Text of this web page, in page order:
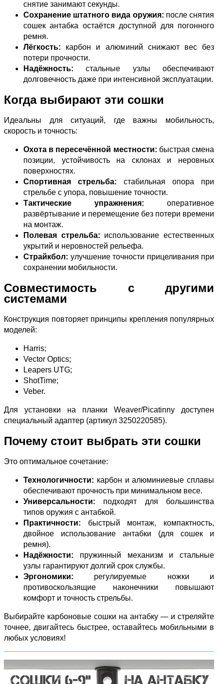
снятие занимают секунды.
Сохранение штатного вида оружия: после снятия
сошек антабка остаётся доступной для погонного
ремня.
Лёгкость: карбон и алюминий снижают вес без
потери прочности.
Надёжность: стальные узлы обеспечивают
долговечность даже при интенсивной эксплуатации.
Когда выбирают эти сошки
Идеальны для ситуаций, где важны мобильность,
скорость и точность:
Охота в пересечённой местности: быстрая смена
позиции, устойчивость на склонах и неровных
поверхностях.
Спортивная стрельба: стабильная опора при
стрельбе с упора, повышение точности.
Тактические упражнения: оперативное
развёртывание и перемещение без потери времени
на монтаж.
Полевая стрельба: использование естественных
укрытий и неровностей рельефа.
Страйкбол: улучшение точности прицеливания при
сохранении мобильности.
Совместимость с другими
системами
Конструкция повторяет принципы крепления популярных
моделей:
Harris;
Vector Optics;
Leapers UTG;
ShotTime;
Veber.
Для установки на планки Weaver/Picatinny доступен
специальный адаптер (артикул 3250220585).
Почему стоит выбрать эти сошки
Это оптимальное сочетание:
Технологичности: карбон и алюминиевые сплавы
обеспечивают прочность при минимальном весе.
Универсальности: подходят для большинства
типов оружия с антабкой.
Практичности: быстрый монтаж, компактность,
двойное использование антабки (для сошек и
ремня).
Надёжности: пружинный механизм и стальные
узлы гарантируют долгий срок службы.
Эргономики: регулируемые ножки и
противоскользящие наконечники повышают
комфорт и точность стрельбы.
Выбирайте карбоновые сошки на антабку — и стреляйте
точнее, двигайтесь быстрее, оставайтесь мобильными в
любых условиях!